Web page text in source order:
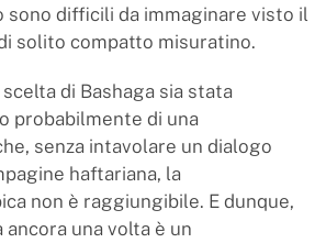
sono difficili da immaginare visto il
solito compatto misuratino.
di Bashaga sia stata
probabilmente di una
senza intavolare un dialogo
haftariana, la
non è raggiungibile. E dunque,
una volta è un